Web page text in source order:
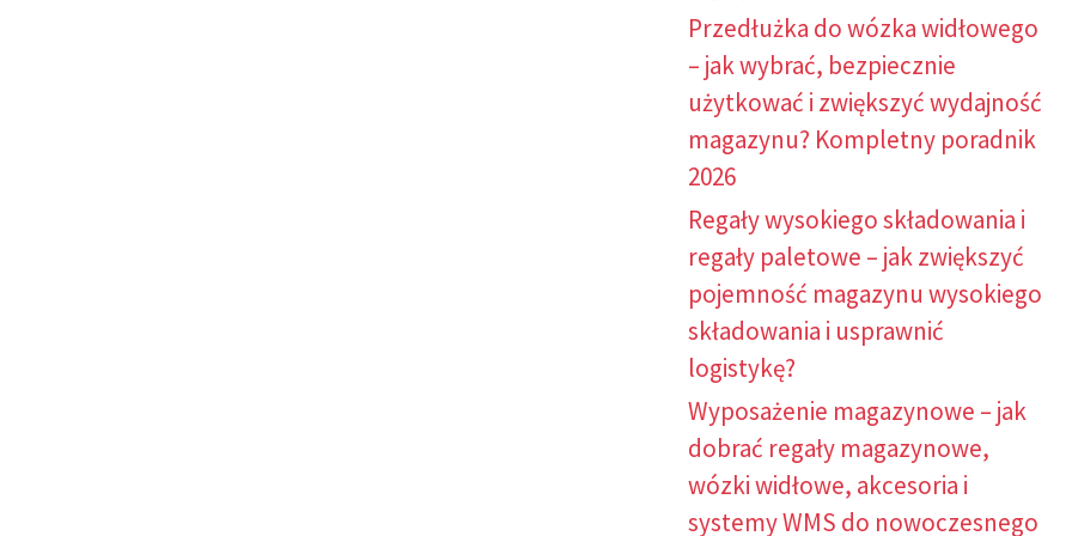
Przedłużka do wózka widłowego
– jak wybrać, bezpiecznie
użytkować i zwiększyć wydajność
magazynu? Kompletny poradnik
2026
Regały wysokiego składowania i
regały paletowe – jak zwiększyć
pojemność magazynu wysokiego
składowania i usprawnić
logistykę?
Wyposażenie magazynowe – jak
dobrać regały magazynowe,
wózki widłowe, akcesoria i
systemy WMS do nowoczesnego